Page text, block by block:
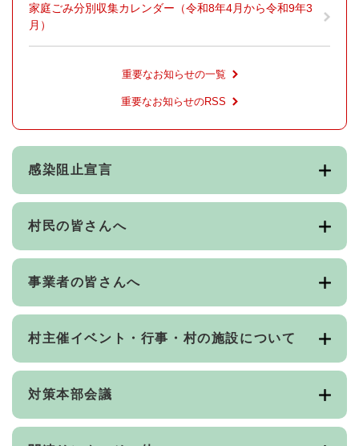
家庭ごみ分別収集カレンダー（令和8年4月から令和9年3
月）
重要なお知らせの一覧
重要なお知らせのRSS
感染阻止宣言
村民の皆さんへ
事業者の皆さんへ
村主催イベント・行事・村の施設について
対策本部会議